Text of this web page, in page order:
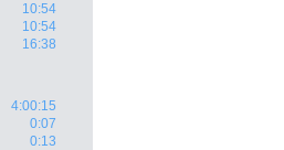
10:54
10:54
16:38
4:00:15
0:07
0:13